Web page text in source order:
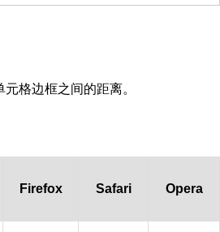
格边框之间的距离。
Firefox Safari Opera